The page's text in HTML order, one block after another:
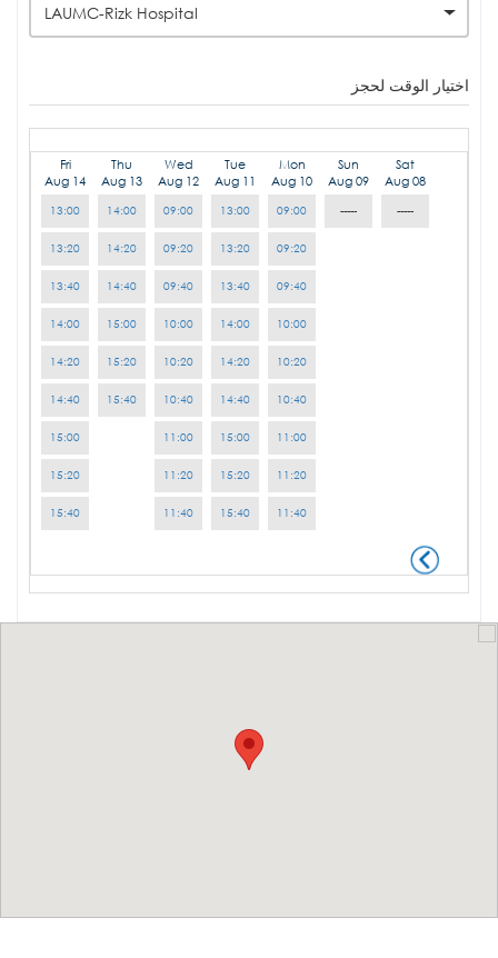
LAUMC-Rizk Hospital
اختيار الوقت لحجز
Sat
Aug 08
-----
Sun
Aug 09
-----
Mon
Aug 10
09:00
09:20
09:40
10:00
10:20
10:40
11:00
11:20
11:40
Tue
Aug 11
13:00
13:20
13:40
14:00
14:20
14:40
15:00
15:20
15:40
Wed
Aug 12
09:00
09:20
09:40
10:00
10:20
10:40
11:00
11:20
11:40
Thu
Aug 13
14:00
14:20
14:40
15:00
15:20
15:40
Fri
Aug 14
13:00
13:20
13:40
14:00
14:20
14:40
15:00
15:20
15:40